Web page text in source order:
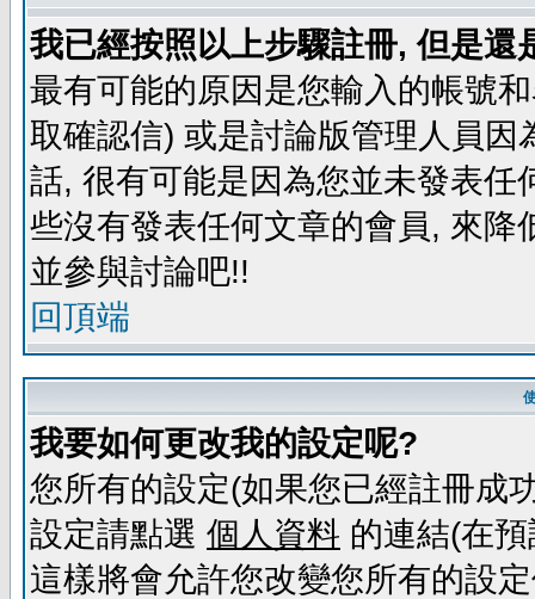
我已經按照以上步驟註冊, 但是還
最有可能的原因是您輸入的帳號
取確認信) 或是討論版管理人員
話, 很有可能是因為您並未發表
些沒有發表任何文章的會員, 來
並參與討論吧!!
回頂端
我要如何更改我的設定呢?
您所有的設定(如果您已經註冊成
設定請點選 個人資料 的連結(在
這樣將會允許您改變您所有的設